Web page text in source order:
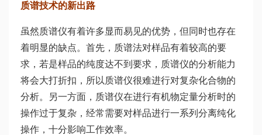
质谱技术的新出路
虽然质谱仪有着许多显而易见的优势，但同时也存在
着明显的缺点。首先，质谱法对样品有着较高的要
求，若是样品的纯度达不到要求，质谱仪的分析能力
将会大打折扣，所以质谱仪很难进行对复杂化合物的
分析。另一方面，质谱仪在进行有机物定量分析时的
操作过于复杂，经常需要对样品进行一系列分离纯化
操作，十分影响工作效率。